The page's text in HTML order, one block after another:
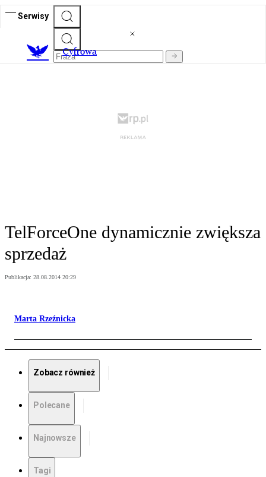
Serwisy
Cyfrowa
TelForceOne dynamicznie zwiększa
sprzedaż
Publikacja: 28.08.2014 20:29
Marta Rzeźnicka
Zobacz również
Polecane
Najnowsze
Tagi